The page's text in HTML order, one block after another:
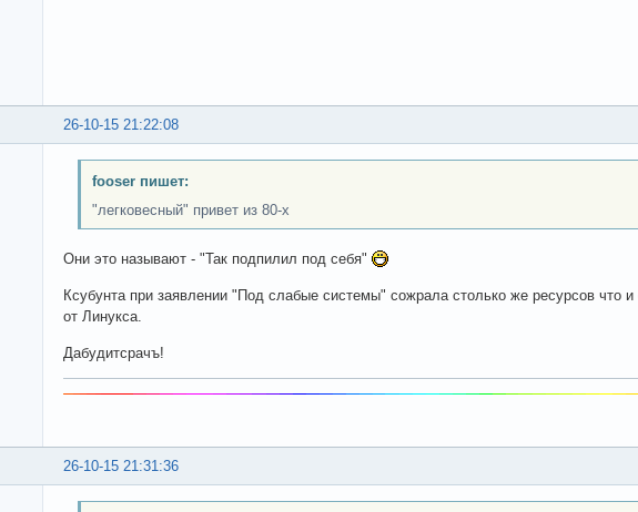
26-10-15 21:22:08
fooser пишет:
"легковесный" привет из 80-х
Они это называют - "Так подпилил под себя"
Ксубунта при заявлении "Под слабые системы" сожрала столько же ресурсов что
от Линукса.
Дабудитсрачъ!
26-10-15 21:31:36